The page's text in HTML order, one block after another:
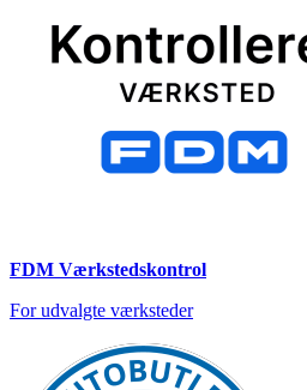
FDM Værkstedskontrol
For udvalgte værksteder